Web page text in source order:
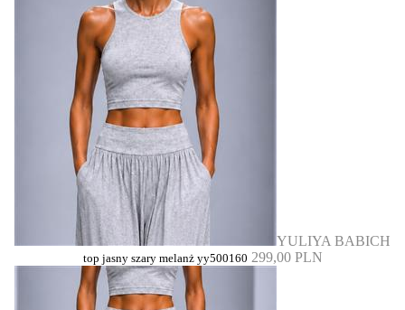
YULIYA BABICH
top jasny szary melanż yy500160 299,00 PLN